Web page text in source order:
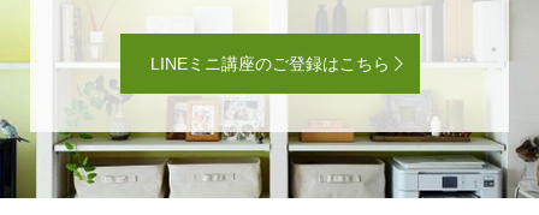
LINEミニ講座のご登録はこちら